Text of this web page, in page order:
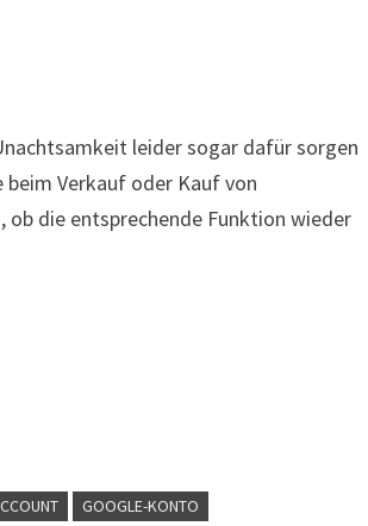
leider sogar dafür sorgen
Verkauf oder Kauf von
ob die entsprechende Funktion wieder
GOOGLE-KONTO